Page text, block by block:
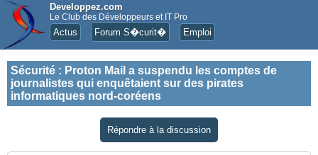
Developpez.com
Le Club des Développeurs et IT Pro
Actus Forum S�curit� Emploi
Sécurité : Proton Mail a suspendu les comptes de
journalistes qui enquêtaient sur des pirates
informatiques nord-coréens
Répondre à la discussion